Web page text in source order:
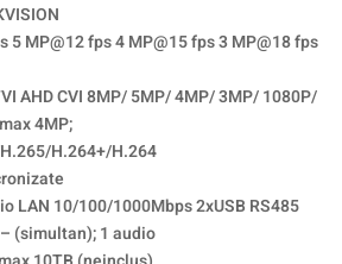
5 MP@12 fps 4 MP@15 fps 3 MP@18 fps
AHD CVI 8MP/ 5MP/ 4MP/ 3MP/ 1080P/
4MP;
H.264+/H.264
LAN 10/100/1000Mbps 2xUSB RS485
– (simultan); 1 audio